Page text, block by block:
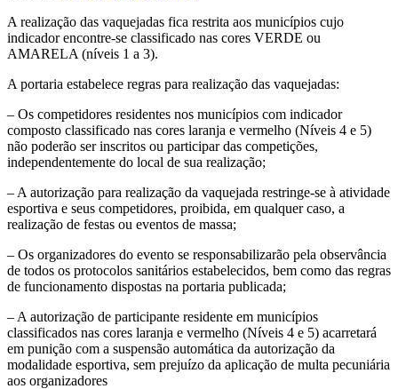
A realização das vaquejadas fica restrita aos municípios cujo
indicador encontre-se classificado nas cores VERDE ou
AMARELA (níveis 1 a 3).
A portaria estabelece regras para realização das vaquejadas:
– Os competidores residentes nos municípios com indicador
composto classificado nas cores laranja e vermelho (Níveis 4 e 5)
não poderão ser inscritos ou participar das competições,
independentemente do local de sua realização;
– A autorização para realização da vaquejada restringe-se à atividade
esportiva e seus competidores, proibida, em qualquer caso, a
realização de festas ou eventos de massa;
– Os organizadores do evento se responsabilizarão pela observância
de todos os protocolos sanitários estabelecidos, bem como das regras
de funcionamento dispostas na portaria publicada;
– A autorização de participante residente em municípios
classificados nas cores laranja e vermelho (Níveis 4 e 5) acarretará
em punição com a suspensão automática da autorização da
modalidade esportiva, sem prejuízo da aplicação de multa pecuniária
aos organizadores